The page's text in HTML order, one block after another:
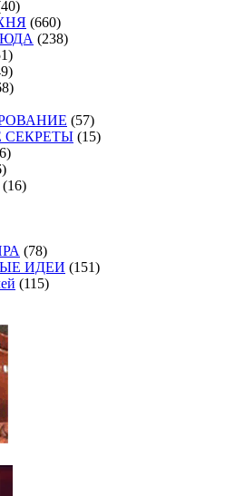
(660)
(238)
(57)
(15)
(16)
(78)
ИДЕИ (151)
(115)